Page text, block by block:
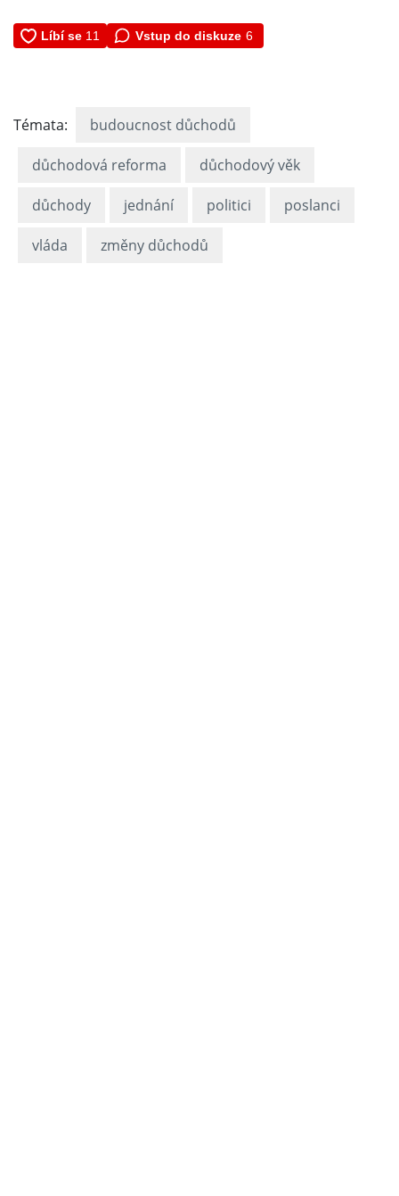
Vstup do diskuze 6
Témata: budoucnost důchodů
důchodová reforma důchodový věk
důchody jednání politici poslanci
vláda změny důchodů